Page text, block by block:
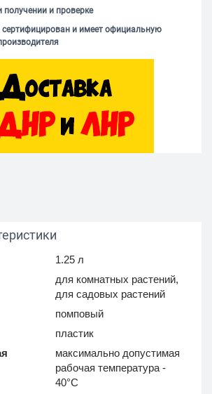
получении и проверке
сертифицирован и имеет официальную
1.25 л
для комнатных растений,
для садовых растений
помповый
пластик
максимально допустимая
рабочая температура -
40°C